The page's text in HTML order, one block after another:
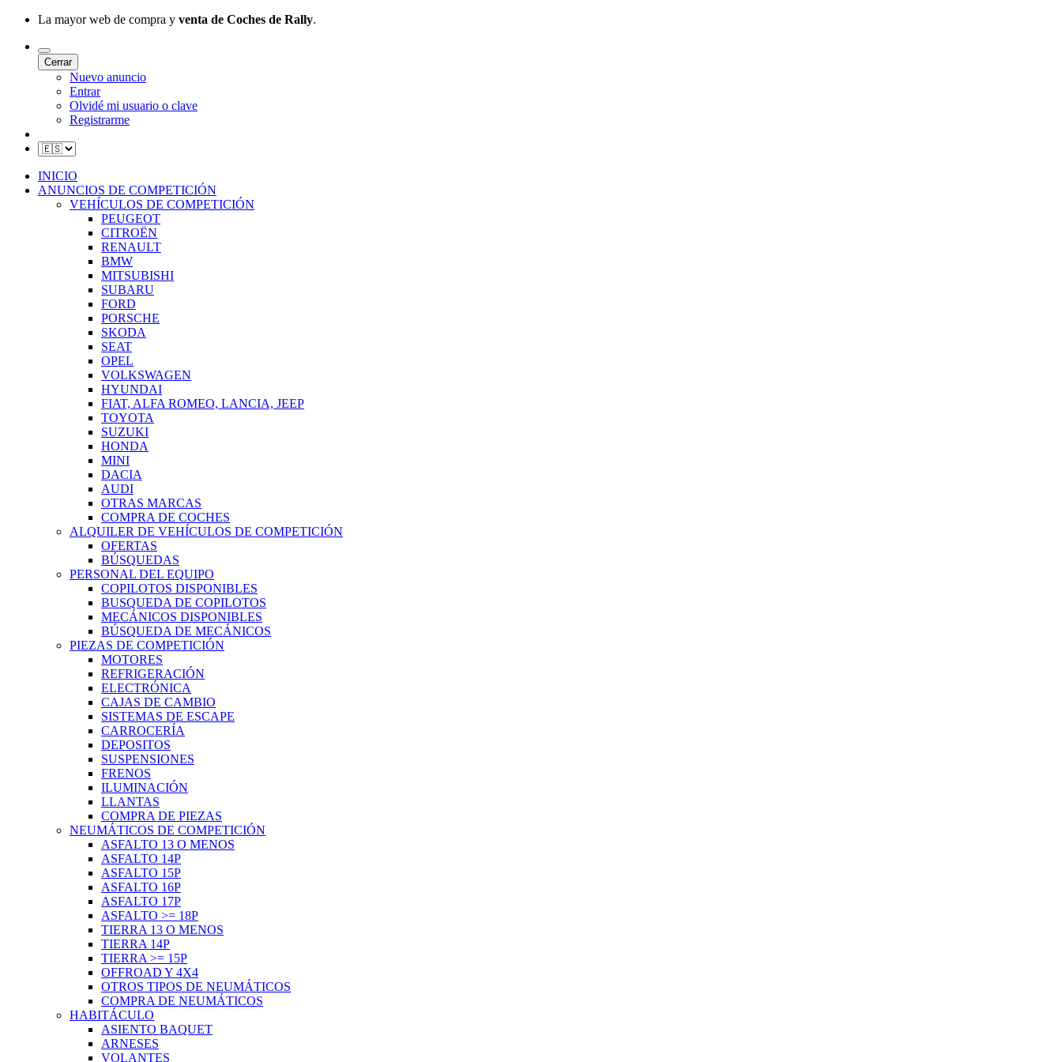
La mayor web de compra y venta de Coches de Rally.
Cerrar
Nuevo anuncio
Entrar
Olvidé mi usuario o clave
Registrarme
INICIO
ANUNCIOS DE COMPETICIÓN
VEHÍCULOS DE COMPETICIÓN
PEUGEOT
CITROËN
RENAULT
BMW
MITSUBISHI
SUBARU
FORD
PORSCHE
SKODA
SEAT
OPEL
VOLKSWAGEN
HYUNDAI
FIAT, ALFA ROMEO, LANCIA, JEEP
TOYOTA
SUZUKI
HONDA
MINI
DACIA
AUDI
OTRAS MARCAS
COMPRA DE COCHES
ALQUILER DE VEHÍCULOS DE COMPETICIÓN
OFERTAS
BÚSQUEDAS
PERSONAL DEL EQUIPO
COPILOTOS DISPONIBLES
BUSQUEDA DE COPILOTOS
MECÁNICOS DISPONIBLES
BÚSQUEDA DE MECÁNICOS
PIEZAS DE COMPETICIÓN
MOTORES
REFRIGERACIÓN
ELECTRÓNICA
CAJAS DE CAMBIO
SISTEMAS DE ESCAPE
CARROCERÍA
DEPOSITOS
SUSPENSIONES
FRENOS
ILUMINACIÓN
LLANTAS
COMPRA DE PIEZAS
NEUMÁTICOS DE COMPETICIÓN
ASFALTO 13 O MENOS
ASFALTO 14P
ASFALTO 15P
ASFALTO 16P
ASFALTO 17P
ASFALTO >= 18P
TIERRA 13 O MENOS
TIERRA 14P
TIERRA >= 15P
OFFROAD Y 4X4
OTROS TIPOS DE NEUMÁTICOS
COMPRA DE NEUMÁTICOS
HABITÁCULO
ASIENTO BAQUET
ARNESES
VOLANTES